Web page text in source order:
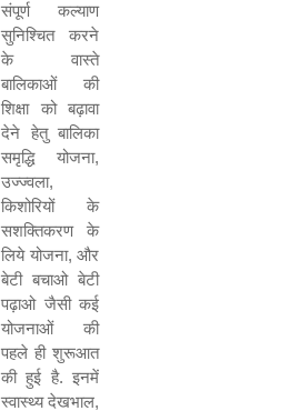
संपूर्ण कल्याण
सुनिश्चित करने
के वास्ते
बालिकाओं की
शिक्षा को बढ़ावा
देने हेतु बालिका
समृद्धि योजना,
उज्ज्वला,
किशोरियों के
सशक्तिकरण के
लिये योजना, और
बेटी बचाओ बेटी
पढ़ाओ जैसी कई
योजनाओं की
पहले ही शुरूआत
की हुई है. इनमें
स्वास्थ्य देखभाल,